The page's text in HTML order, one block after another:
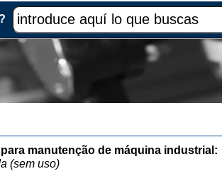
manutenção de máquina industrial:
(sem uso)